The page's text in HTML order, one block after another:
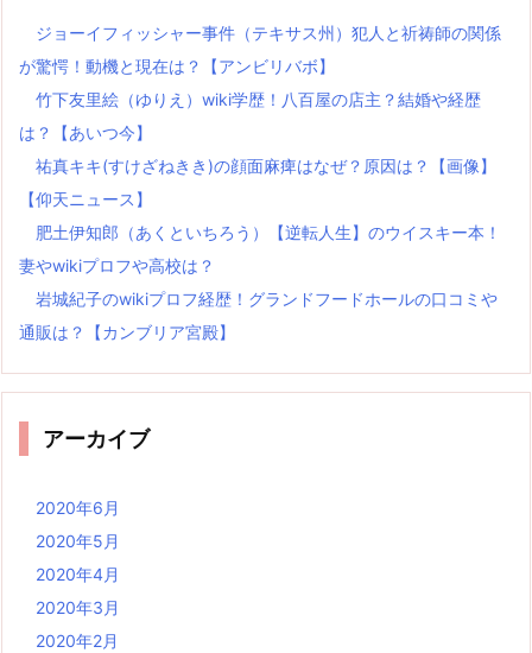
ジョーイフィッシャー事件（テキサス州）犯人と祈祷師の関係
が驚愕！動機と現在は？【アンビリバボ】
竹下友里絵（ゆりえ）wiki学歴！八百屋の店主？結婚や経歴
は？【あいつ今】
祐真キキ(すけざねきき)の顔面麻痺はなぜ？原因は？【画像】
【仰天ニュース】
肥土伊知郎（あくといちろう）【逆転人生】のウイスキー本！
妻やwikiプロフや高校は？
岩城紀子のwikiプロフ経歴！グランドフードホールの口コミや
通販は？【カンブリア宮殿】
アーカイブ
2020年6月
2020年5月
2020年4月
2020年3月
2020年2月